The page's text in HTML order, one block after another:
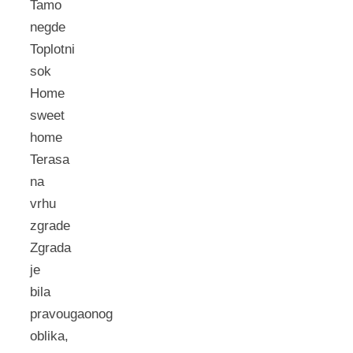
Tamo
negde
Toplotni
sok
Home
sweet
home
Terasa
na
vrhu
zgrade
Zgrada
je
bila
pravougaonog
oblika,